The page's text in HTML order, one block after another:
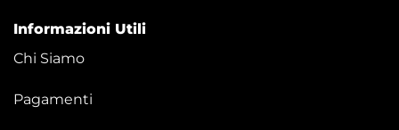
Informazioni Utili
Chi Siamo
Pagamenti